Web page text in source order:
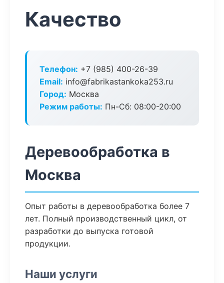
Качество
Телефон: +7 (985) 400-26-39
Email: info@fabrikastankoka253.ru
Город: Москва
Режим работы: Пн-Сб: 08:00-20:00
Деревообработка в
Москва
Опыт работы в деревообработка более 7
лет. Полный производственный цикл, от
разработки до выпуска готовой
продукции.
Наши услуги